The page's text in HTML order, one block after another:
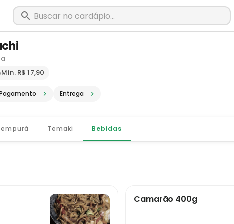
Rio Pomba - MG · Pediu, chegou, é
Mín. R$ 17,90
Entrega
Temaki Bebidas
Camarão 400g